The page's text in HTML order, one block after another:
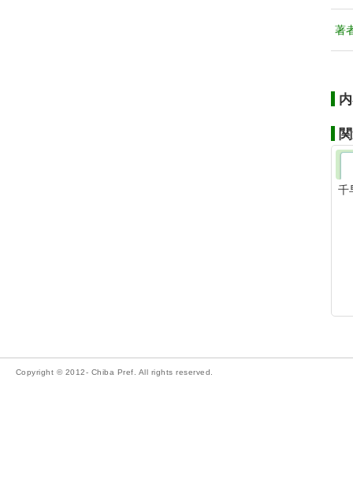
著
千
Copyright © 2012- Chiba Pref. All rights reserved.